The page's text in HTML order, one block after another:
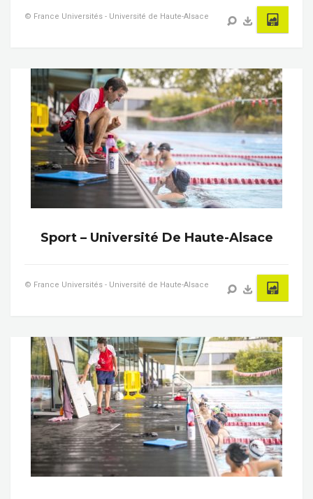
© France Universités - Université de Haute-Alsace
Sport – Université De Haute-Alsace
© France Universités - Université de Haute-Alsace